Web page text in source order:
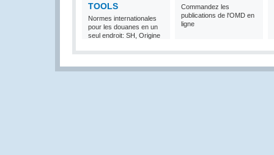
TOOLS
Normes internationales
pour les douanes en un
seul endroit: SH, Origine
Commandez les
publications de l'OMD en
ligne